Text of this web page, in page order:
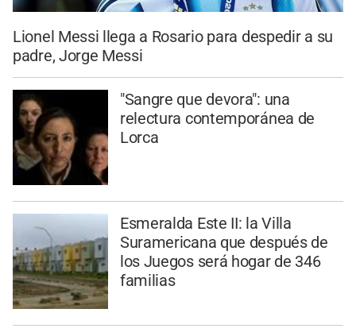
Lionel Messi llega a Rosario para despedir a su
padre, Jorge Messi
"Sangre que devora": una
relectura contemporánea de
Lorca
Esmeralda Este II: la Villa
Suramericana que después de
los Juegos será hogar de 346
familias